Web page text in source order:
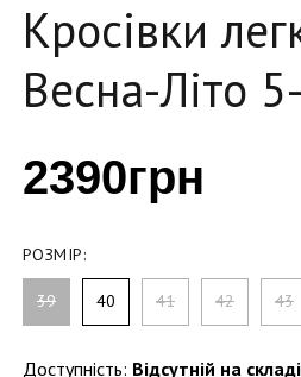
Кросівки
Весна-Літо
2390грн
РОЗМІР:
39 40 41 42 43
Доступність: Відсутній на складі